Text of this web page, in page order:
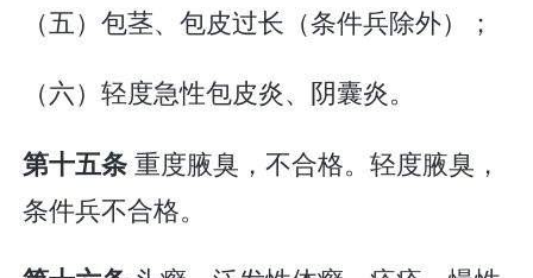
（五）包茎、包皮过长（条件兵除外）；
（六）轻度急性包皮炎、阴囊炎。
第十五条重度腋臭，不合格。轻度腋臭，
条件兵不合格。